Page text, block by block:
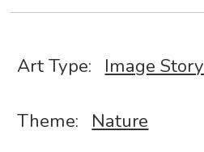
Art Type: Image Story
Theme: Nature